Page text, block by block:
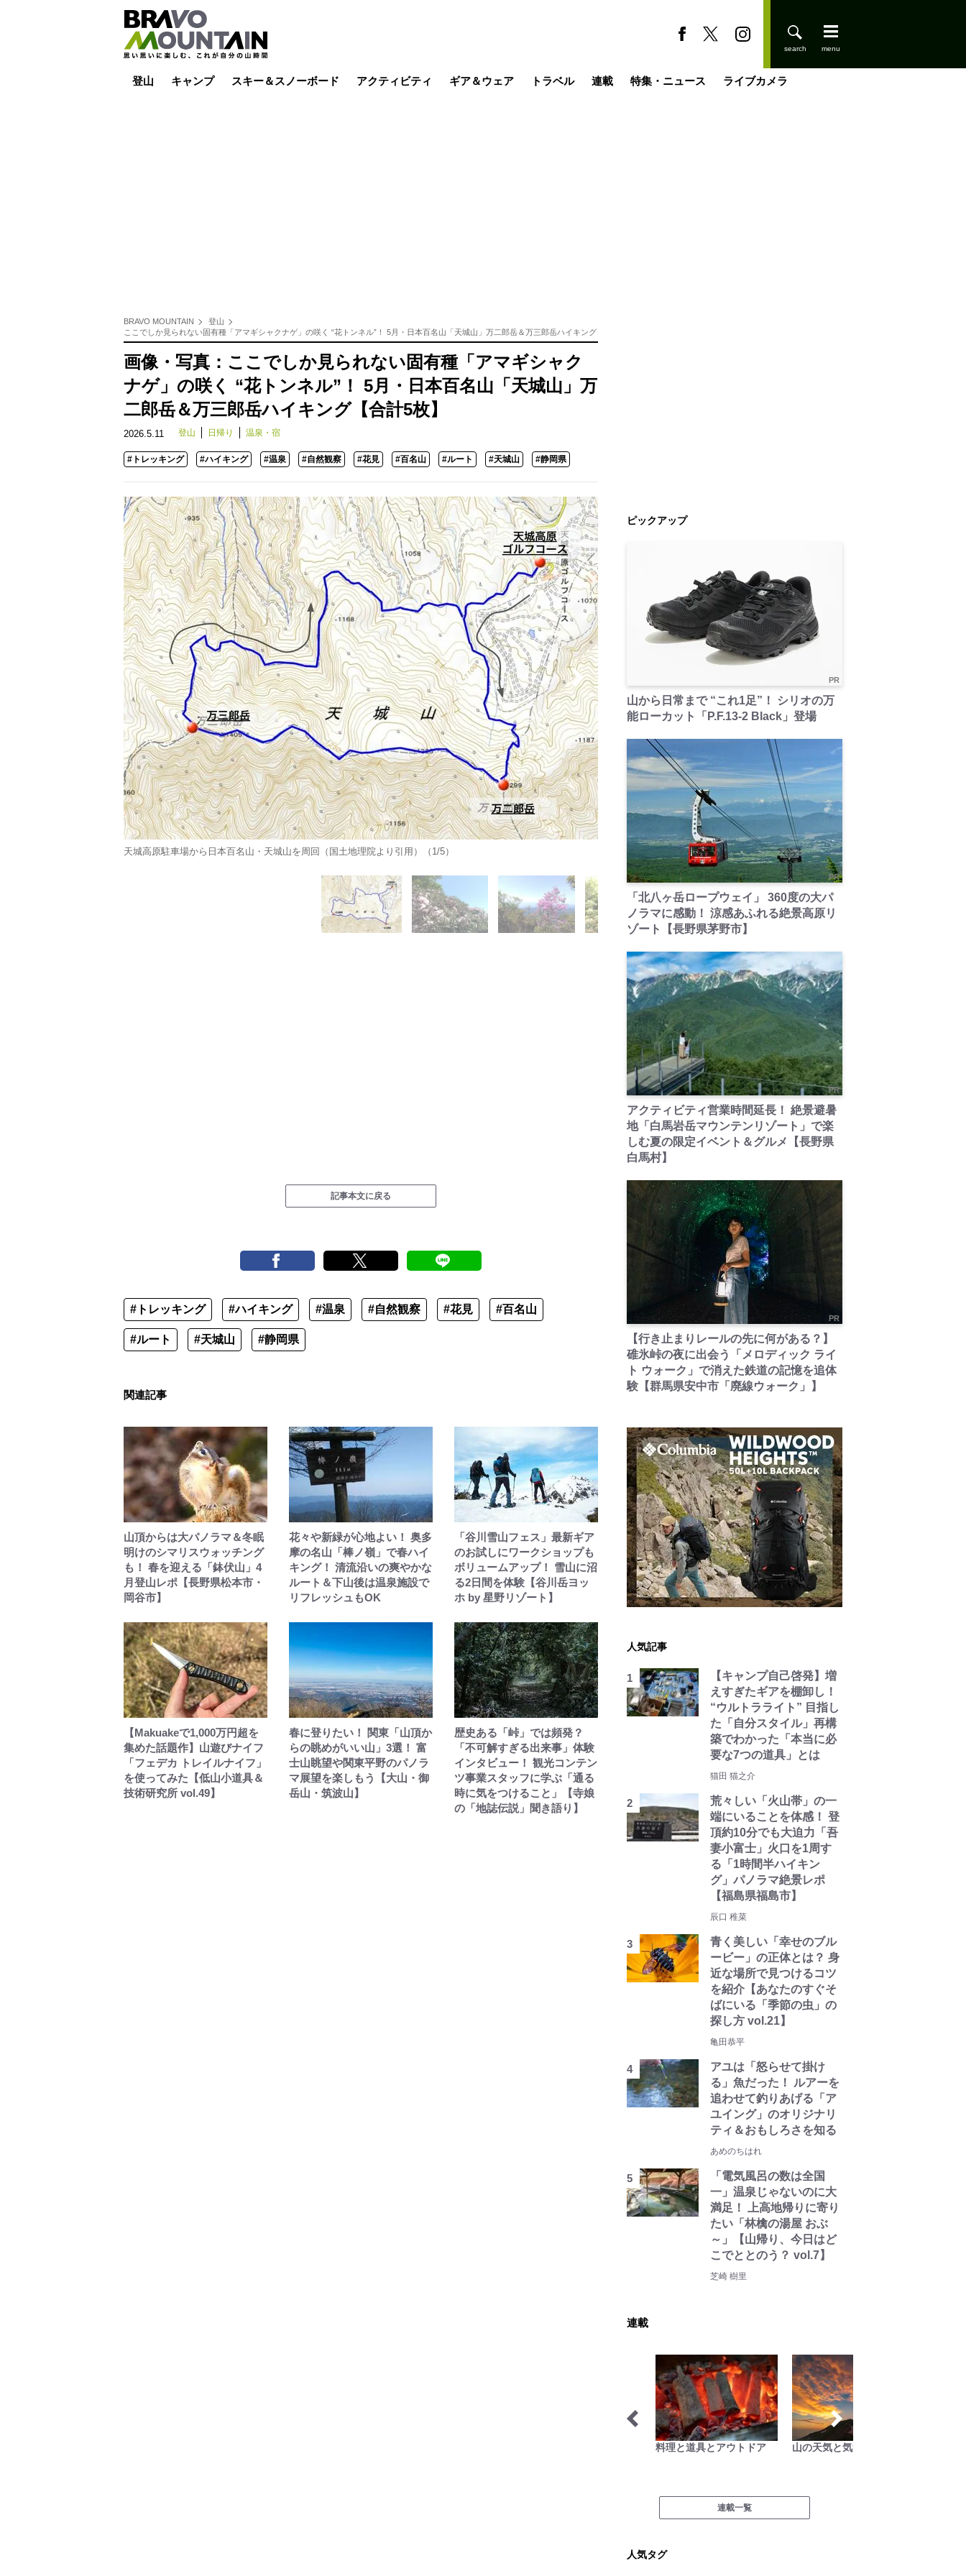
登山 キャンプ スキー＆スノーボード アクティビティ ギア＆ウェア トラベル 連載 特集・ニュース ライブカメラ
BRAVO MOUNTAIN
登山
ここでしか見られない固有種「アマギシャクナゲ」の咲く “花トンネル”！ 5月・日本百名山「天城山」万二郎岳＆万三郎岳ハイキング
画像・写真：ここでしか見られない固有種「アマギシャク
ナゲ」の咲く “花トンネル”！ 5月・日本百名山「天城山」万
二郎岳＆万三郎岳ハイキング【合計5枚】
2026.5.11 登山 日帰り 温泉・宿
#トレッキング #ハイキング #温泉 #自然観察 #花見 #百名山 #ルート #天城山 #静岡県
天城高原駐車場から日本百名山・天城山を周回（国土地理院より引用）（1/5）
記事本文に戻る
#トレッキング #ハイキング #温泉 #自然観察 #花見 #百名山
#ルート #天城山 #静岡県
関連記事
山頂からは大パノラマ＆冬眠
明けのシマリスウォッチング
も！ 春を迎える「鉢伏山」4
月登山レポ【長野県松本市・
岡谷市】
花々や新緑が心地よい！ 奥多
摩の名山「棒ノ嶺」で春ハイ
キング！ 清流沿いの爽やかな
ルート＆下山後は温泉施設で
リフレッシュもOK
「谷川雪山フェス」最新ギア
のお試しにワークショップも
ボリュームアップ！ 雪山に沼
る2日間を体験【谷川岳ヨッ
ホ by 星野リゾート】
【Makuakeで1,000万円超を
集めた話題作】山遊びナイフ
「フェデカ トレイルナイフ」
を使ってみた【低山小道具＆
技術研究所 vol.49】
春に登りたい！ 関東「山頂か
らの眺めがいい山」3選！ 富
士山眺望や関東平野のパノラ
マ展望を楽しもう【大山・御
岳山・筑波山】
歴史ある「峠」では頻発？
「不可解すぎる出来事」体験
インタビュー！ 観光コンテン
ツ事業スタッフに学ぶ「通る
時に気をつけること」【寺娘
の「地誌伝説」聞き語り】
ピックアップ
PR
山から日常まで “これ1足”！ シリオの万
能ローカット「P.F.13-2 Black」登場
PR
「北八ヶ岳ロープウェイ」 360度の大パ
ノラマに感動！ 涼感あふれる絶景高原リ
ゾート【長野県茅野市】
PR
アクティビティ営業時間延長！ 絶景避暑
地「白馬岩岳マウンテンリゾート」で楽
しむ夏の限定イベント＆グルメ【長野県
白馬村】
PR
【行き止まりレールの先に何がある？】
碓氷峠の夜に出会う「メロディック ライ
ト ウォーク」で消えた鉄道の記憶を追体
験【群馬県安中市「廃線ウォーク」】
人気記事
【キャンプ自己啓発】増
えすぎたギアを棚卸し！
“ウルトラライト” 目指し
た「自分スタイル」再構
築でわかった「本当に必
要な7つの道具」とは
猫田 猫之介
荒々しい「火山帯」の一
端にいることを体感！ 登
頂約10分でも大迫力「吾
妻小富士」火口を1周す
る「1時間半ハイキン
グ」パノラマ絶景レポ
【福島県福島市】
辰口 稚菜
青く美しい「幸せのブル
ービー」の正体とは？ 身
近な場所で見つけるコツ
を紹介【あなたのすぐそ
ばにいる「季節の虫」の
探し方 vol.21】
亀田恭平
アユは「怒らせて掛け
る」魚だった！ ルアーを
追わせて釣りあげる「ア
ユイング」のオリジナリ
ティ＆おもしろさを知る
あめのちはれ
「電気風呂の数は全国
一」温泉じゃないのに大
満足！ 上高地帰りに寄り
たい「林檎の湯屋 おぶ
～」【山帰り、今日はど
こでととのう？ vol.7】
芝崎 樹里
連載
料理と道具とアウトドア 山の天気と気象
連載一覧
人気タグ